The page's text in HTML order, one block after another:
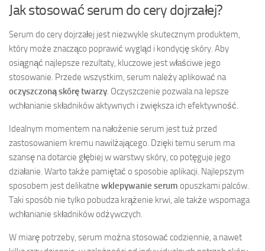
Jak stosować serum do cery dojrzałej?
Serum do cery dojrzałej jest niezwykle skutecznym produktem,
który może znacząco poprawić wygląd i kondycję skóry. Aby
osiągnąć najlepsze rezultaty, kluczowe jest właściwe jego
stosowanie. Przede wszystkim, serum należy aplikować na
oczyszczoną skórę twarzy . Oczyszczenie pozwala na lepsze
wchłanianie składników aktywnych i zwiększa ich efektywność.
Idealnym momentem na nałożenie serum jest tuż przed
zastosowaniem kremu nawilżającego. Dzięki temu serum ma
szansę na dotarcie głębiej w warstwy skóry, co potęguje jego
działanie. Warto także pamiętać o sposobie aplikacji. Najlepszym
sposobem jest delikatne wklepywanie serum opuszkami palców.
Taki sposób nie tylko pobudza krążenie krwi, ale także wspomaga
wchłanianie składników odżywczych.
W miarę potrzeby, serum można stosować codziennie, a nawet